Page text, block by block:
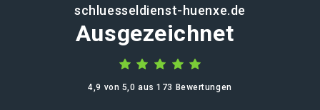
schluesseldienst-huenxe.de
Ausgezeichnet
4,9 von 5,0 aus 173 Bewertungen